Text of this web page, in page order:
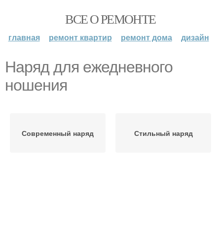
ВСЕ О РЕМОНТЕ
главная ремонт квартир ремонт дома дизайн
Наряд для ежедневного
ношения
Современный наряд Стильный наряд